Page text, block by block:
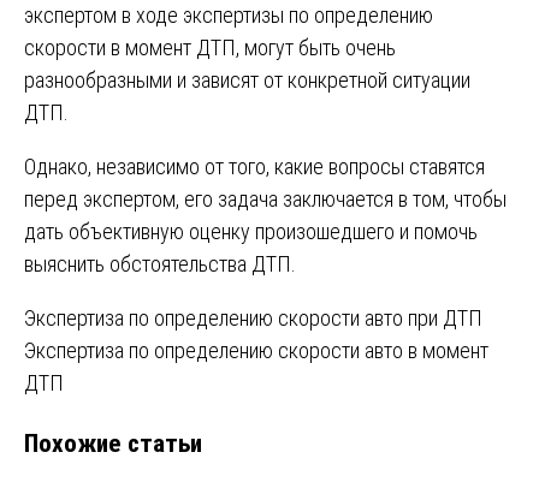
экспертом в ходе экспертизы по определению
скорости в момент ДТП, могут быть очень
разнообразными и зависят от конкретной ситуации
ДТП.
Однако, независимо от того, какие вопросы ставятся
перед экспертом, его задача заключается в том, чтобы
дать объективную оценку произошедшего и помочь
выяснить обстоятельства ДТП.
Навигация
по
Экспертиза по определению скорости авто при ДТП
Экспертиза по определению скорости авто в момент
ДТП
Похожие статьи